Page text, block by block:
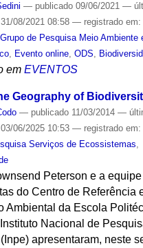
— publicado09/06/2021 —
08/2021 08:58 — registrado em:
Grupo de Pesquisa Meio Ambiente
, Evento online, ODS,
em EVENTOS
Geography of
— publicado11/03/2014 —
06/2025 10:53 — registrado em:
Serviços de Ecossistemas
Peterson e a
do Centro de Referência
Ambiental da Escola
Nacional de
apresentaram, neste